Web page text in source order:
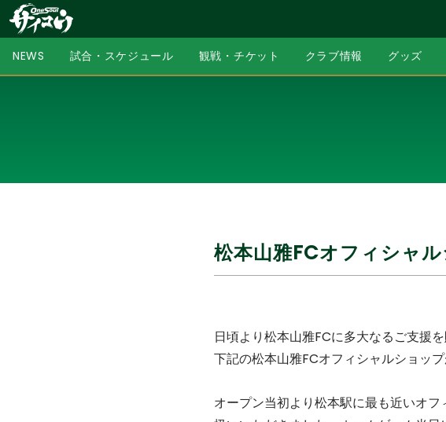
NEWS 試合・スケジュール 観戦・チケット クラブ情報 グッズ
松本山雅FCオフィシャ
日頃より松本山雅FCに多大なるご支援
下記の松本山雅FCオフィシャルショッ
オープン当初より松本駅に最も近いオ